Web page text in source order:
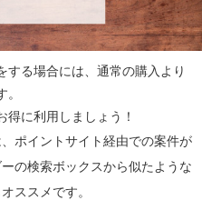
する場合には、通常の購入より
。
得に利用しましょう！
ポイントサイト経由での案件が
の検索ボックスから似たような
ススメです。